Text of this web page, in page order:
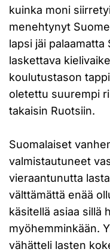
kuinka moni
menehtynyt
lapsi jäi
laskettava
koulutustason
oletettu suurempi
takaisin Ruotsiin.
Suomalaiset
valmistautuneet
vieraantunutta
välttämättä enää
käsitellä asiaa sillä
myöhemminkään.
vähätteli lasten